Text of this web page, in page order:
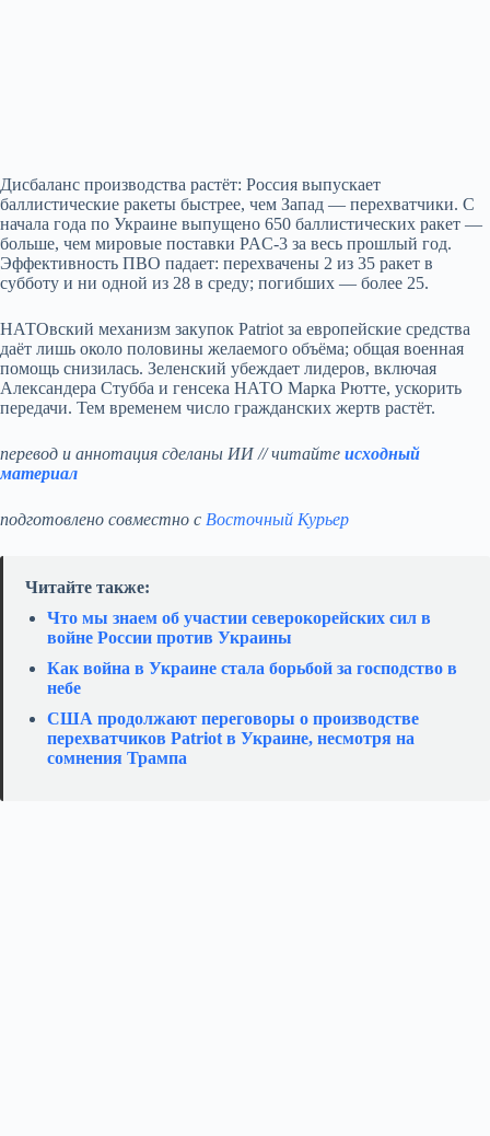
Дисбаланс производства растёт: Россия выпускает
баллистические ракеты быстрее, чем Запад — перехватчики. С
начала года по Украине выпущено 650 баллистических ракет —
больше, чем мировые поставки PAC‑3 за весь прошлый год.
Эффективность ПВО падает: перехвачены 2 из 35 ракет в
субботу и ни одной из 28 в среду; погибших — более 25.
НАТОвский механизм закупок Patriot за европейские средства
даёт лишь около половины желаемого объёма; общая военная
помощь снизилась. Зеленский убеждает лидеров, включая
Александера Стубба и генсека НАТО Марка Рютте, ускорить
передачи. Тем временем число гражданских жертв растёт.
перевод и аннотация сделаны ИИ // читайте исходный
материал
подготовлено совместно с Восточный Курьер
Читайте также:
Что мы знаем об участии северокорейских сил в
войне России против Украины
Как война в Украине стала борьбой за господство в
небе
США продолжают переговоры о производстве
перехватчиков Patriot в Украине, несмотря на
сомнения Трампа